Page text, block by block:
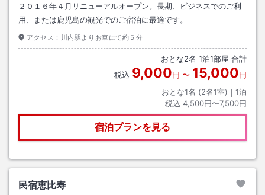
２０１６年４月リニューアルオープン。長期、ビジネスでのご利
用、または鹿児島の観光でのご宿泊に最適です。
アクセス： 川内駅よりお車にて約５分
おとな2名 1泊1部屋 合計
税込 9,000円 〜 15,000円
おとな1名 (2名1室)｜ 1泊
税込 4,500円〜7,500円
宿泊プランを見る
民宿恵比寿